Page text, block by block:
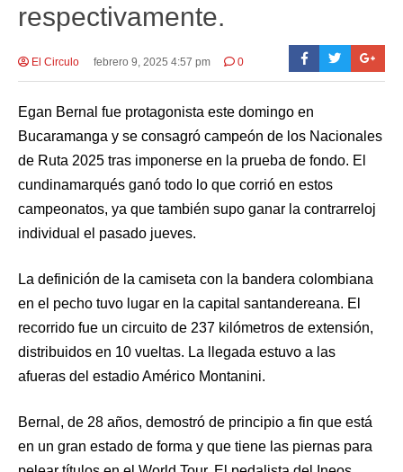
respectivamente.
El Circulo febrero 9, 2025 4:57 pm 0
Egan Bernal fue protagonista este domingo en
Bucaramanga y se consagró campeón de los Nacionales
de Ruta 2025 tras imponerse en la prueba de fondo. El
cundinamarqués ganó todo lo que corrió en estos
campeonatos, ya que también supo ganar la contrarreloj
individual el pasado jueves.
La definición de la camiseta con la bandera colombiana
en el pecho tuvo lugar en la capital santandereana. El
recorrido fue un circuito de 237 kilómetros de extensión,
distribuidos en 10 vueltas. La llegada estuvo a las
afueras del estadio Américo Montanini.
Bernal, de 28 años, demostró de principio a fin que está
en un gran estado de forma y que tiene las piernas para